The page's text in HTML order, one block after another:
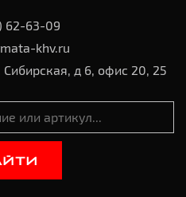
62-63-09
khv.ru
д 6, офис 20, 25